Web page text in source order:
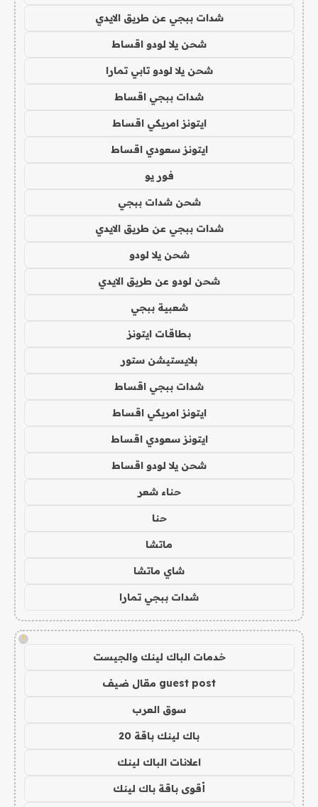
شدات ببجي عن طريق الايدي
شحن يلا لودو اقساط
شحن يلا لودو تابي تمارا
شدات ببجي اقساط
ايتونز امريكي اقساط
ايتونز سعودي اقساط
فور يو
شحن شدات ببجي
شدات ببجي عن طريق الايدي
شحن يلا لودو
شحن لودو عن طريق الايدي
شعبية ببجي
بطاقات ايتونز
بلايستيشن ستور
شدات ببجي اقساط
ايتونز امريكي اقساط
ايتونز سعودي اقساط
شحن يلا لودو اقساط
حناء شعر
حنا
ماتشا
شاي ماتشا
شدات ببجي تمارا
!
خدمات الباك لينك والجيست
guest post مقال ضيف
سوق العرب
باك لينك باقة 20
اعلانات الباك لينك
أقوى باقة باك لينك